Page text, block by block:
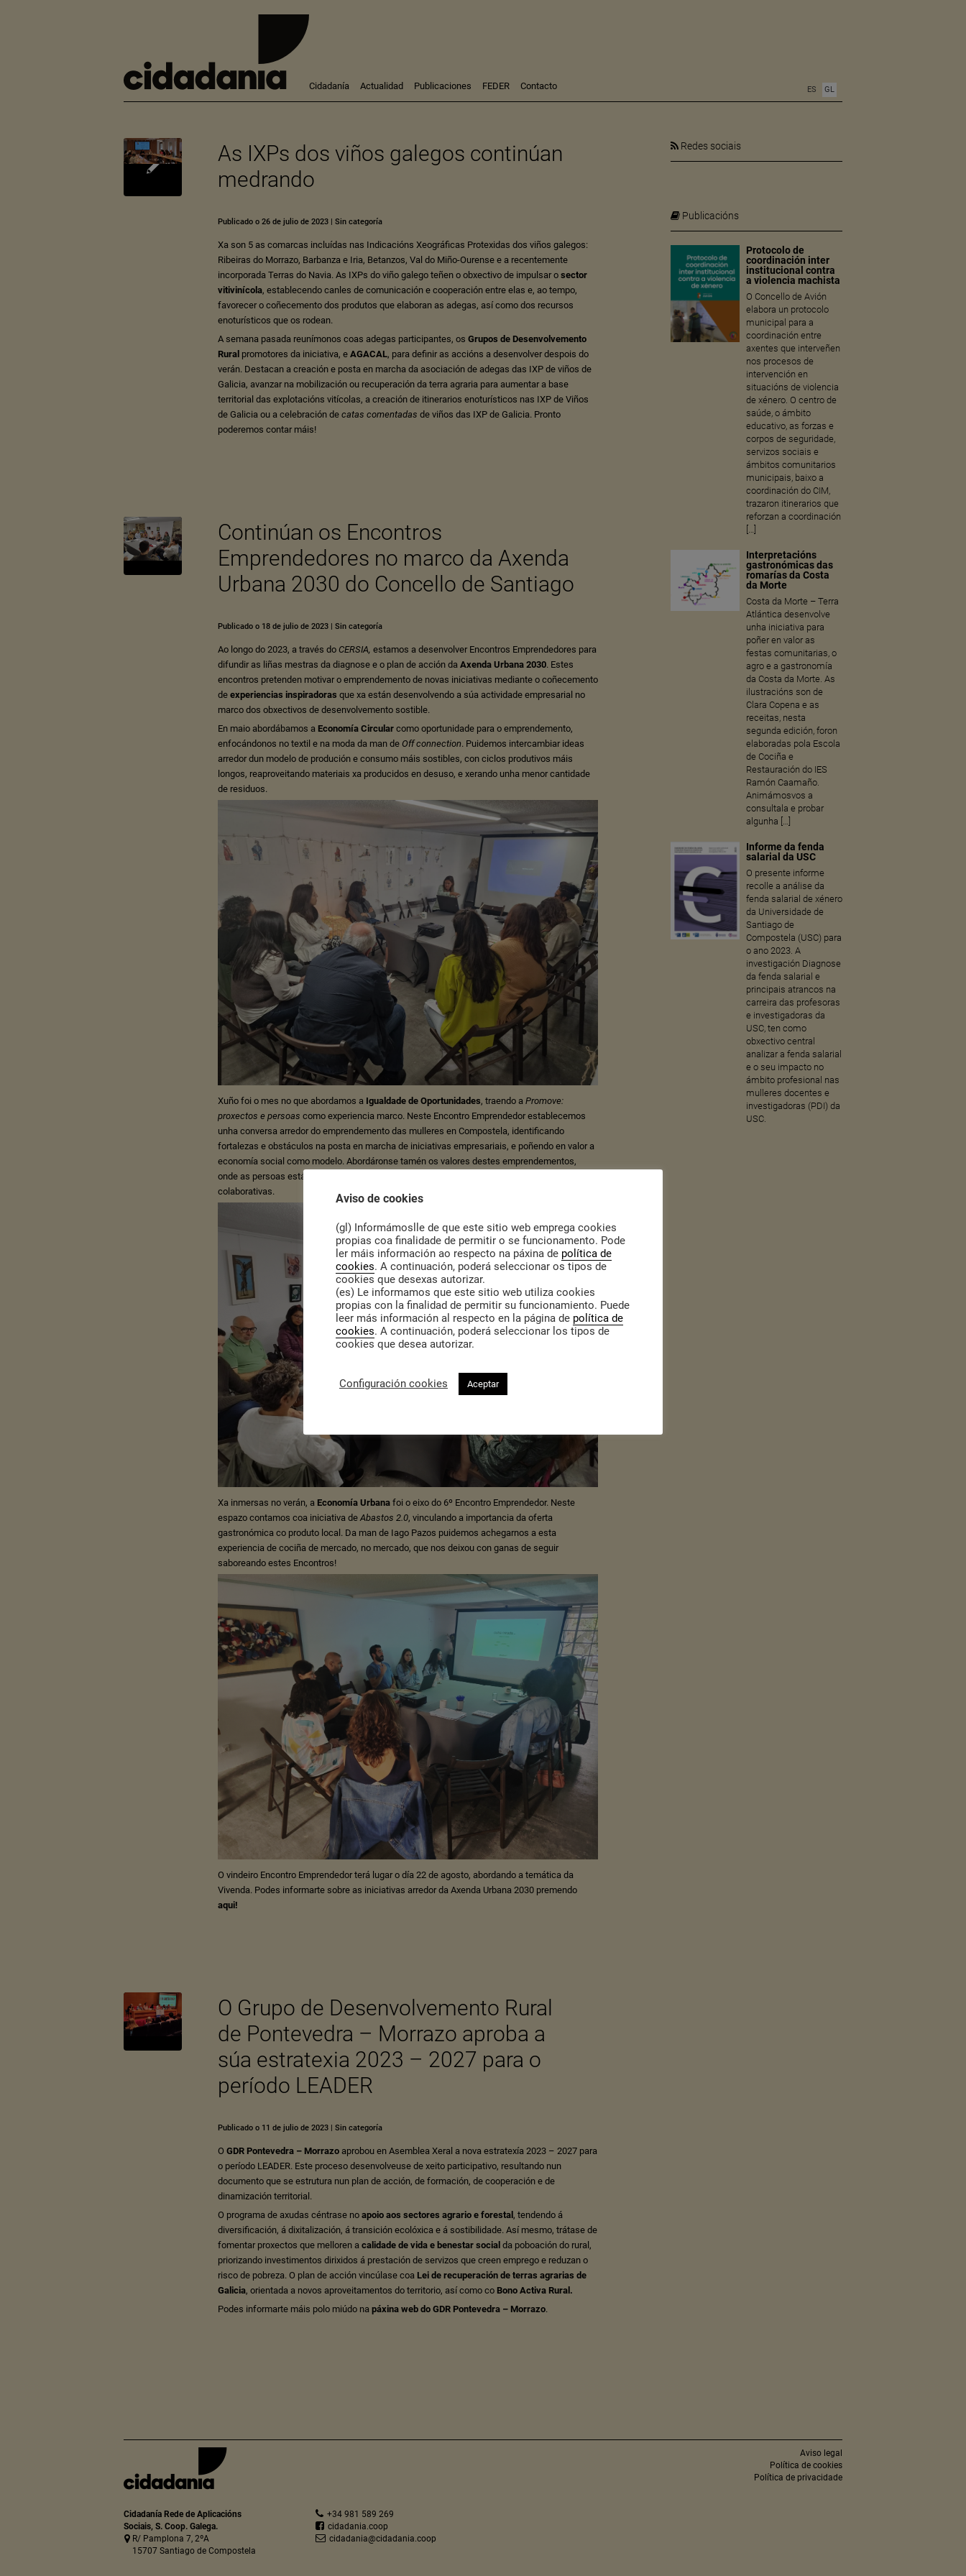
Cidadanía
Investigación
Consultoría
Actualidad Publicaciones FEDER Contacto ES GL
As IXPs dos viños galegos continúan
medrando
Publicado o 26 de julio de 2023 | Sin categoría
Xa son 5 as comarcas incluídas nas Indicacións Xeográficas Protexidas dos viños galegos:
Ribeiras do Morrazo, Barbanza e Iria, Betanzos, Val do Miño-Ourense e a recentemente
incorporada Terras do Navia. As IXPs do viño galego teñen o obxectivo de impulsar o sector
vitivinícola, establecendo canles de comunicación e cooperación entre elas e, ao tempo,
favorecer o coñecemento dos produtos que elaboran as adegas, así como dos recursos
enoturísticos que os rodean.
A semana pasada reunímonos coas adegas participantes, os Grupos de Desenvolvemento
Rural promotores da iniciativa, e AGACAL, para definir as accións a desenvolver despois do
verán. Destacan a creación e posta en marcha da asociación de adegas das IXP de viños de
Galicia, avanzar na mobilización ou recuperación da terra agraria para aumentar a base
territorial das explotacións vitícolas, a creación de itinerarios enoturísticos nas IXP de Viños
de Galicia ou a celebración de catas comentadas de viños das IXP de Galicia. Pronto
poderemos contar máis!
Continúan os Encontros
Emprendedores no marco da Axenda
Urbana 2030 do Concello de Santiago
Publicado o 18 de julio de 2023 | Sin categoría
Ao longo do 2023, a través do CERSIA, estamos a desenvolver Encontros Emprendedores para
difundir as liñas mestras da diagnose e o plan de acción da Axenda Urbana 2030. Estes
encontros pretenden motivar o emprendemento de novas iniciativas mediante o coñecemento
de experiencias inspiradoras que xa están desenvolvendo a súa actividade empresarial no
marco dos obxectivos de desenvolvemento sostible.
En maio abordábamos a Economía Circular como oportunidade para o emprendemento,
enfocándonos no textil e na moda da man de Off connection. Puidemos intercambiar ideas
arredor dun modelo de produción e consumo máis sostibles, con ciclos produtivos máis
longos, reaproveitando materiais xa producidos en desuso, e xerando unha menor cantidade
de residuos.
Xuño foi o mes no que abordamos a Igualdade de Oportunidades, traendo a Promove:
proxectos e persoas como experiencia marco. Neste Encontro Emprendedor establecemos
unha conversa arredor do emprendemento das mulleres en Compostela, identificando
fortalezas e obstáculos na posta en marcha de iniciativas empresariais, e poñendo en valor a
economía social como modelo. Abordáronse tamén os valores destes emprendementos,
onde as persoas están no centro, e tamén a confianza mútua, os coidados e as lóxicas
colaborativas.
Xa inmersas no verán, a Economía Urbana foi o eixo do 6º Encontro Emprendedor. Neste
espazo contamos coa iniciativa deAbastos 2.0, vinculando a importancia da oferta
gastronómica co produto local. Da man de Iago Pazos puidemos achegarnos a esta
experiencia de cociña de mercado, no mercado, que nos deixou con ganas de seguir
saboreando estes Encontros!
O vindeiro Encontro Emprendedor terá lugar o día 22 de agosto, abordando a temática da
Vivenda. Podes informarte sobre as iniciativas arredor da Axenda Urbana 2030 premendo
aqui!
O Grupo de Desenvolvemento Rural
de Pontevedra – Morrazo aproba a
súa estratexia 2023 – 2027 para o
período LEADER
Publicado o 11 de julio de 2023 Sin categoría
O GDR Pontevedra – Morrazo aprobou en Asemblea Xeral a nova estratexía 2023 – 2027 para
o período LEADER. Este proceso desenvolveuse de xeito participativo, resultando nun
documento que se estrutura nun plan de acción, de formación, de cooperación e de
dinamización territorial.
O programa de axudas céntrase no apoio aos sectores agrario e forestal , tendendo á
diversificación, á dixitalización, á transición ecolóxica e á sostibilidade. Así mesmo, trátase de
fomentar proxectos que melloren a calidade de vida e benestar social da poboación do rural,
priorizando investimentos dirixidos á prestación de servizos que creen emprego e reduzan o
risco de pobreza. O plan de acción vincúlase coa Lei de recuperación de terras agrarias de
Galicia, orientada a novos aproveitamentos do territorio, así como co Bono Activa Rural.
Podes informarte máis polo miúdo na páxina web do GDR Pontevedra – Morrazo.
Redes sociais
Publicacións
Protocolo de
coordinación inter
institucional contra
a violencia machista
O Concello de Avión
elabora un protocolo
municipal para a
coordinación entre
axentes que interveñen
nos procesos de
intervención en
situacións de violencia
de xénero. O centro de
saúde, o ámbito
educativo, as forzas e
corpos de seguridade,
servizos sociais e
ámbitos comunitarios
municipais, baixo a
coordinación do CIM,
trazaron itinerarios que
reforzan a coordinación
[…]
Interpretacións
gastronómicas das
romarías da Costa
da Morte
Costa da Morte – Terra
Atlántica desenvolve
unha iniciativa para
poñer en valor as
festas comunitarias, o
agro e a gastronomía
da Costa da Morte. As
ilustracións son de
Clara Copena e as
receitas, nesta
segunda edición, foron
elaboradas pola Escola
de Cociña e
Restauración do IES
Ramón Caamaño.
Animámosvos a
consultala e probar
algunha […]
Informe da fenda
salarial da USC
O presente informe
recolle a análise da
fenda salarial de xénero
da Universidade de
Santiago de
Compostela (USC) para
o ano 2023. A
investigación Diagnose
da fenda salarial e
principais atrancos na
carreira das profesoras
e investigadoras da
USC, ten como
obxectivo central
analizar a fenda salarial
e o seu impacto no
ámbito profesional nas
mulleres docentes e
investigadoras (PDI) da
USC.
Cidadanía Rede de Aplicacións
Sociais, S. Coop. Galega.
R/ Pamplona 7, 2ºA
15707 Santiago de Compostela
+34 981 589 269
cidadania.coop
cidadania@cidadania.coop
Aviso legal
Política de cookies
Política de privacidade
Aviso de cookies
(gl) Informámoslle de que este sitio web emprega cookies
propias coa finalidade de permitir o se funcionamento. Pode
ler máis información ao respecto na páxina de política de
cookies. A continuación, poderá seleccionar os tipos de
cookies que desexas autorizar.
(es) Le informamos que este sitio web utiliza cookies
propias con la finalidad de permitir su funcionamiento. Puede
leer más información al respecto en la página de política de
cookies. A continuación, poderá seleccionar los tipos de
cookies que desea autorizar.
Configuración cookies Aceptar